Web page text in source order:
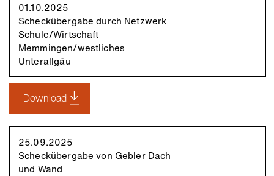
01.10.2025
Scheckübergabe durch Netzwerk
Schule/Wirtschaft
Memmingen/westliches
Unterallgäu
Download
25.09.2025
Scheckübergabe von Gebler Dach
und Wand